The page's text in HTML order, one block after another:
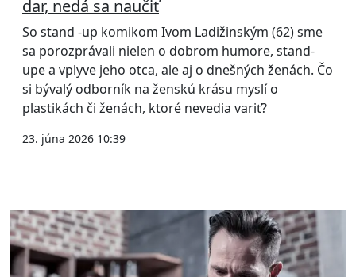
dar, nedá sa naučiť
So stand -up komikom Ivom Ladižinským (62) sme
sa porozprávali nielen o dobrom humore, stand-
upe a vplyve jeho otca, ale aj o dnešných ženách. Čo
si bývalý odborník na ženskú krásu myslí o
plastikách či ženách, ktoré nevedia variť?
23. júna 2026 10:39